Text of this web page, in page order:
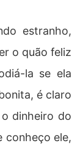
Segundo livro da duologia será gratuito na fizzo.
estranho,
o quão feliz
la se ela
é claro
dinheiro do
conheço ele,